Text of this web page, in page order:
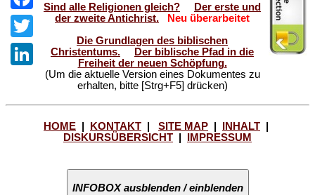
Facebook
Twitter
LinkedIn
Sind alle Religionen gleich?
Der erste und
der zweite Antichrist.
Neu überarbeitet
Die Grundlagen des biblischen
Christentums.
Der biblische Pfad in die
Freiheit der neuen Schöpfung.
(Um die aktuelle Version eines Dokumentes zu
erhalten, bitte [Strg+F5] drücken)
HOME KONTAKT SITE MAP INHALT
DISKURSÜBERSICHT
IMPRESSUM
INFOBOX ausblenden / einblenden